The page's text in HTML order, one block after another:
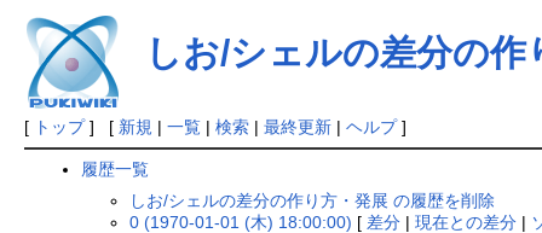
しお/シェルの差分の作
[ トップ] [ 新規 | 一覧| 検索| 最終更新| ヘルプ]
履歴一覧
しお/シェルの差分の作り方・発展 の履歴を削除
0 (1970-01-01 (木) 18:00:00) [ 差分| 現在との差分|